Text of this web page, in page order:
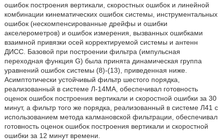
ошибок построения вертикали, скоростных ошибок и линейной
комбинации кинематических ошибок системы, инструментальных
ошибок (нескомпенсированные дрейфы и ошибки
акселерометров) и ошибок измерения, вызванных ошибками
взаимной привязки осей корректируемой системы и антенн
ДИСС. Базовой при построении фильтра (импульсная
переходная функция G) была принята динамическая группа
уравнений ошибок системы (8)-(13), приведенная ниже.
Асимптотически устойчивый фильтр шестого порядка,
реализованный в системе Л-14МА, обеспечивал готовность
оценок ошибок построения вертикали и скоростной ошибки за 30
минут, а фильтр того же порядка, реализованный в системе Л41 с
использованием метода калмановской фильтрации, обеспечивал
готовность оценок ошибок построения вертикали и скоростной
ошибки за 12 минут времени.